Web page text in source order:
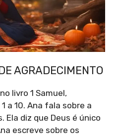
AGRADECIMENTO
livro 1 Samuel,
a 10. Ana fala sobre a
Ela diz que Deus é único
escreve sobre os